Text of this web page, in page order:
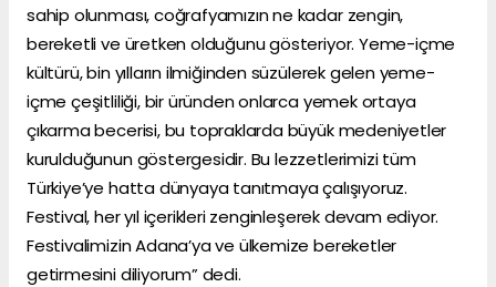
sahip olunması, coğrafyamızın ne kadar zengin,
bereketli ve üretken olduğunu gösteriyor. Yeme-içme
kültürü, bin yılların ilmiğinden süzülerek gelen yeme-
içme çeşitliliği, bir üründen onlarca yemek ortaya
çıkarma becerisi, bu topraklarda büyük medeniyetler
kurulduğunun göstergesidir. Bu lezzetlerimizi tüm
Türkiye’ye hatta dünyaya tanıtmaya çalışıyoruz.
Festival, her yıl içerikleri zenginleşerek devam ediyor.
Festivalimizin Adana’ya ve ülkemize bereketler
getirmesini diliyorum” dedi.